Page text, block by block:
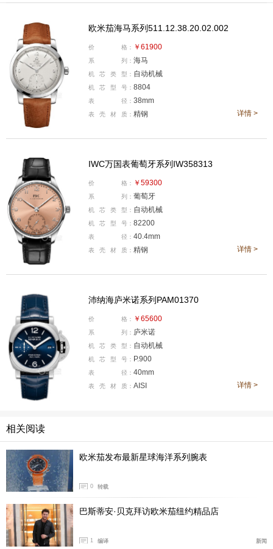
产品型号:IW358313
国内公价:￥59300
腕表直径:40.4毫米
表壳厚度:12.4毫米
机芯类型:自动机械
机芯型号:82200
表壳材质:精钢
防水深度:30米
表款详情：https://www.xbiao.com/iwc/95934/
腕表点评：
IWC万国表葡萄牙系列IW358313腕表采用标
志性的葡萄牙系列设计，首先让人眼前一亮的三文鱼色表
盘，配合简约的IWC葡萄牙系列腕表设计和精致的太阳纹
饰，呈现精致简洁的外观的同时又能展现腕表的完美色
泽。此外搭配黑色鳄鱼皮表带搭配蝴蝶式折叠表扣，奠定
了这款腕表的颜值基础，优雅老钱风的感觉扑面而来。腕
表采用精钢制作壳体，尺寸为40.4毫米，厚度为12.4毫
枚自产82200型机芯，给配82系机芯，同时装配有勒顿自
动上链系统，上链效率优异，并使用耐磨的氧化锆陶瓷零
部件，满链可提供60小时动储。
沛纳海庐米诺系列PAM01370腕表
产品型号:PAM01370
欧米茄海马系列511.12.38.20.02.002
价 格： ￥61900
系 列： 海马
机 芯 类 型： 自动机械
机 芯 型 号： 8804
表 径： 38mm
表 壳 材 质： 精钢 详情 >
IWC万国表葡萄牙系列IW358313
价 格： ￥59300
系 列： 葡萄牙
机 芯 类 型： 自动机械
机 芯 型 号： 82200
表 径： 40.4mm
表 壳 材 质： 精钢 详情 >
沛纳海庐米诺系列PAM01370
价 格： ￥65600
系 列： 庐米诺
机 芯 类 型： 自动机械
机 芯 型 号： P.900
表 径： 40mm
表 壳 材 质： AISI 详情 >
相关阅读
欧米茄发布最新星球海洋系列腕表
0 转载
巴斯蒂安·贝克拜访欧米茄纽约精品店
1 编译 新闻